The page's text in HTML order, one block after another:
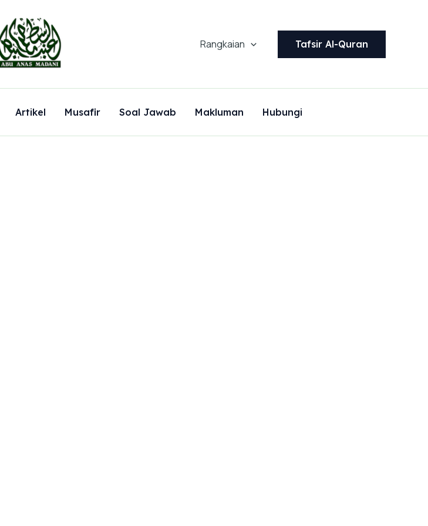
Rangkaian Tafsir Al-Quran
Artikel Musafir Soal Jawab Makluman Hubungi